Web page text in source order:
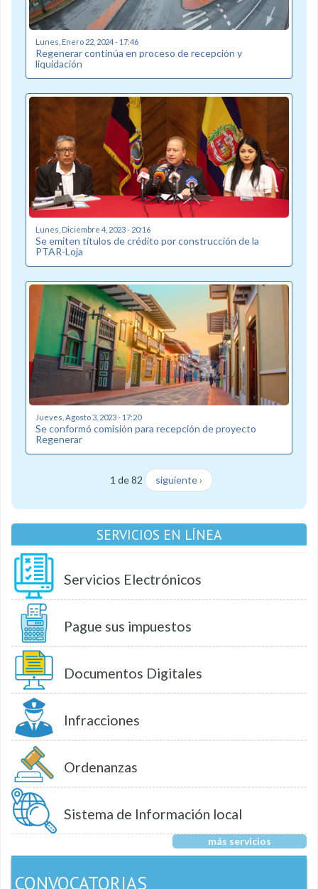
Lunes, Enero 22, 2024 - 17:46
Regenerar continúa en proceso de recepción y
liquidación
Lunes, Diciembre 4, 2023 - 20:16
Se emiten títulos de crédito por construcción de la
PTAR-Loja
Jueves, Agosto 3, 2023 - 17:20
Se conformó comisión para recepción de proyecto
Regenerar
1 de 82 siguiente ›
SERVICIOS EN LÍNEA
Servicios Electrónicos
Pague sus impuestos
Documentos Digitales
Infracciones
Ordenanzas
Sistema de Información local
más servicios
CONVOCATORIAS